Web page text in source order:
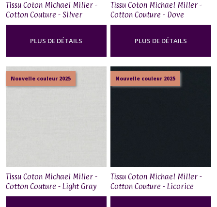
Tissu Coton Michael Miller -
Cotton Couture - Silver
PLUS DE DÉTAILS
Tissu Coton Michael Miller -
Cotton Couture - Dove
PLUS DE DÉTAILS
Nouvelle couleur 2025
Tissu Coton Michael Miller -
Cotton Couture - Light Gray
Nouvelle couleur 2025
Tissu Coton Michael Miller -
Cotton Couture - Licorice